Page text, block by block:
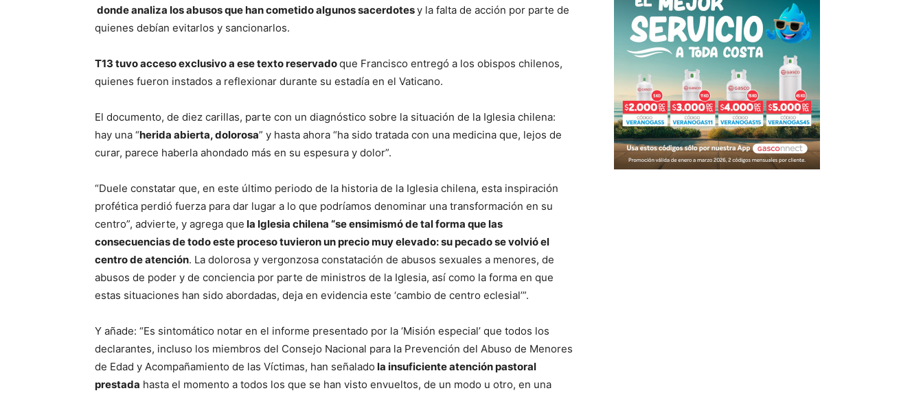
donde analiza los abusos que han cometido algunos sacerdotesy la falta de acción por parte de
quienes debían evitarlos y sancionarlos.
T13 tuvo acceso exclusivo a ese texto reservadoque Francisco entregó a los obispos chilenos,
quienes fueron instados a reflexionar durante su estadía en el Vaticano.
El documento, de diez carillas, parte con un diagnóstico sobre la situación de la Iglesia chilena:
hay una “herida abierta, dolorosa” y hasta ahora “ha sido tratada con una medicina que, lejos de
curar, parece haberla ahondado más en su espesura y dolor”.
“Duele constatar que, en este último periodo de la historia de la Iglesia chilena, esta inspiración
profética perdió fuerza para dar lugar a lo que podríamos denominar una transformación en su
centro”, advierte, y agrega que la Iglesia chilena “se ensimismó de tal forma que las
consecuencias de todo este proceso tuvieron un precio muy elevado: su pecado se volvió el
centro de atención. La dolorosa y vergonzosa constatación de abusos sexuales a menores, de
abusos de poder y de conciencia por parte de ministros de la Iglesia, así como la forma en que
estas situaciones han sido abordadas, deja en evidencia este ‘cambio de centro eclesial’”.
Y añade: “Es sintomático notar en el informe presentado por la ‘Misión especial’ que todos los
declarantes, incluso los miembros del Consejo Nacional para la Prevención del Abuso de Menores
de Edad y Acompañamiento de las Víctimas, han señalado la insuficiente atención pastoral
prestada hasta el momento a todos los que se han visto envueltos, de un modo u otro, en una